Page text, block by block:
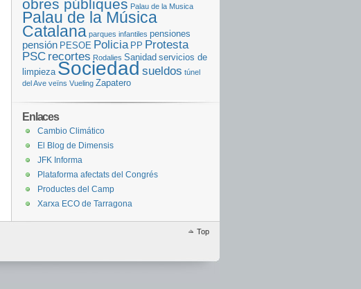
obres públiques Palau de la Musica
Palau de la Música
Catalana parques infantiles pensiones
pensión PESOE Policia PP Protesta
PSC recortes Rodalies Sanidad servicios de
limpieza Sociedad sueldos túnel
del Ave veïns Vueling Zapatero
Enlaces
Cambio Climático
El Blog de Dimensis
JFK Informa
Plataforma afectats del Congrés
Productes del Camp
Xarxa ECO de Tarragona
Top